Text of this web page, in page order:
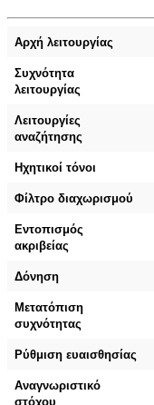
Αρχή λειτουργίας
Συχνότητα
λειτουργίας
Λειτουργίες
αναζήτησης
Ηχητικοί τόνοι
Φίλτρο διαχωρισμού
Εντοπισμός
ακριβείας
Δόνηση
Μετατόπιση
συχνότητας
Ρύθμιση ευαισθησίας
Αναγνωριστικό
στόχου